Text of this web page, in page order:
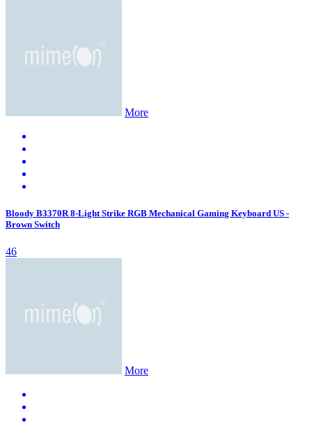
More
Bloody B3370R 8-Light Strike RGB Mechanical Gaming Keyboard US -
Brown Switch
46
More